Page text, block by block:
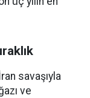
savaşıyla
ve